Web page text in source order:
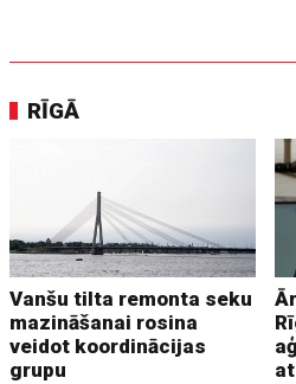
RĪGĀ
Vanšu tilta remonta seku
mazināšanai rosina
veidot koordinācijas
grupu